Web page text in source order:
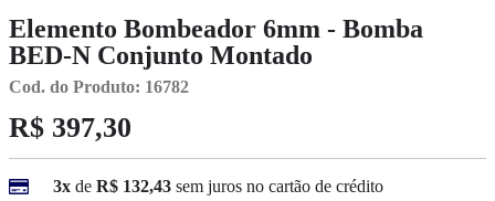
Elemento Bombeador 6mm - Bomba
BED-N Conjunto Montado
Cod. do Produto: 16782
R$ 397,30
3x de R$ 132,43 sem juros no cartão de crédito